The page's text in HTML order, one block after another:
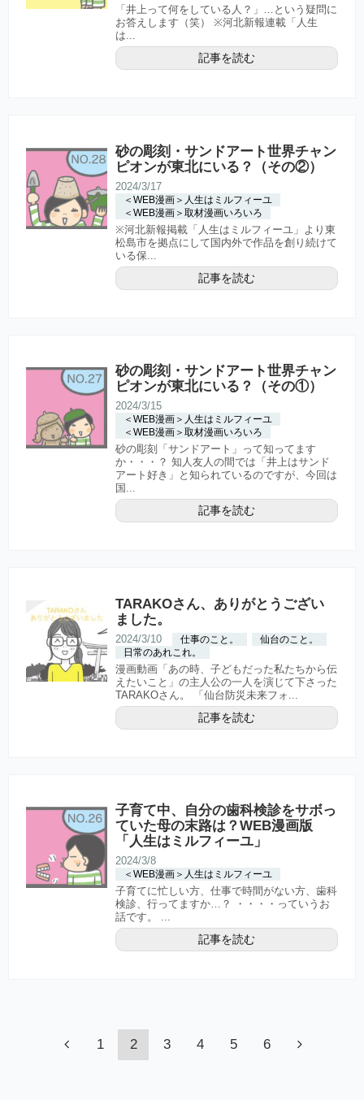
「井上って何をしている人？」…という疑問に
お答えします（笑） ※河北新報連載「人生
は...
記事を読む
砂の彫刻・サンドアート世界チャン
ピオンが東北にいる？（その②）
2024/3/17
＜WEB漫画＞人生はミルフィーユ
＜WEB漫画＞取材漫画いろいろ
※河北新報掲載「人生はミルフィーユ」より東
松島市を拠点にして国内外で作品を創り続けて
いる保...
記事を読む
砂の彫刻・サンドアート世界チャン
ピオンが東北にいる？（その①）
2024/3/15
＜WEB漫画＞人生はミルフィーユ
＜WEB漫画＞取材漫画いろいろ
砂の彫刻「サンドアート」って知ってます
か・・・？ 知人友人の間では「井上はサンド
アート好き」と知られているのですが、今回は
国...
記事を読む
TARAKOさん、ありがとうござい
ました。
2024/3/10 仕事のこと。
仙台のこと。
日常のあれこれ。
漫画動画「あの時、子どもだった私たちから伝
えたいこと」の主人公の一人を演じて下さった
TARAKOさん。 「仙台防災未来フォ...
記事を読む
子育て中、自分の歯科検診をサボっ
ていた母の末路は？WEB漫画版
「人生はミルフィーユ」
2024/3/8
＜WEB漫画＞人生はミルフィーユ
子育てに忙しい方、仕事で時間がない方、歯科
検診、行ってますか…？ ・・・・っていうお
話です。 ...
記事を読む
1 2 3 4 5 6